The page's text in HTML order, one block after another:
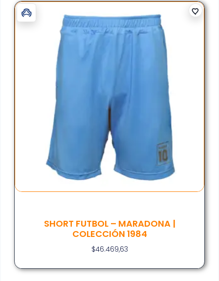
SHORT FUTBOL – MARADONA |
COLECCIÓN 1984
$46.469,63